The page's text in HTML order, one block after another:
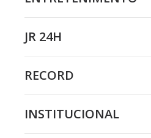
JR 24H
RECORD
INSTITUCIONAL